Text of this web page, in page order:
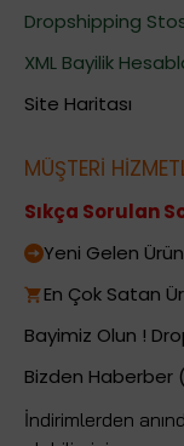
Dropshipping
XML Bayilik
Site Haritası
MÜŞTERİ
Sıkça Sorulan
Yeni Gelen
En Çok Satan
Bayimiz Olun !
Bizden Haberber
İndirimlerden